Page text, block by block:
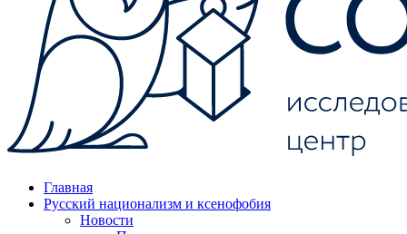
Главная
Русский национализм и ксенофобия
Новости